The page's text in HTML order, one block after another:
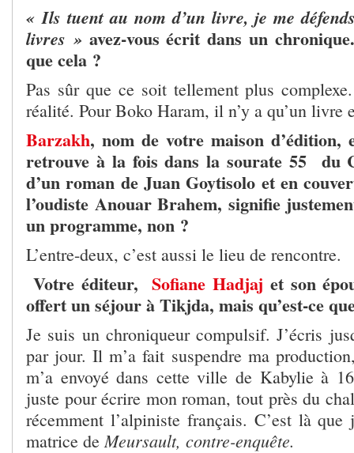
« Ils tuent au nom d’un livre, je me
livres » avez-vous écrit dans un
que cela ?
Pas sûr que ce soit tellement plus
réalité. Pour Boko Haram, il n’y a qu’un livre
Barzakh, nom de votre maison d’édition,
retrouve à la fois dans la sourate 55 du
d’un roman de Juan Goytisolo et en
l’oudiste Anouar Brahem, signifie
un programme, non ?
L’entre-deux, c’est aussi le lieu de rencontre.
Votre éditeur,Sofiane Hadjajet son
offert un séjour à Tikjda, mais qu’est-ce
Je suis un chroniqueur compulsif. J’écris
par jour. Il m’a fait suspendre ma
m’a envoyé dans cette ville de Kabylie à
juste pour écrire mon roman, tout près du
récemment l’alpiniste français. C’est là
matrice deMeursault, contre-enquête.